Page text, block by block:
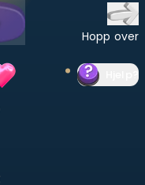
Hopp over
?